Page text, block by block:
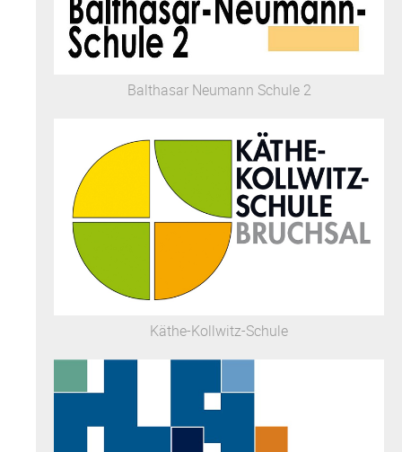
Balthasar Neumann Schule 2
Käthe-Kollwitz-Schule